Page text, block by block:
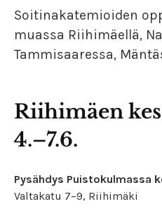
Soitinakatemioiden
muassa Riihimäellä,
Tammisaaressa,
Riihimäen
4.–7.6.
Pysähdys Puistokulmassa
Valtakatu 7–9, Riihimäki